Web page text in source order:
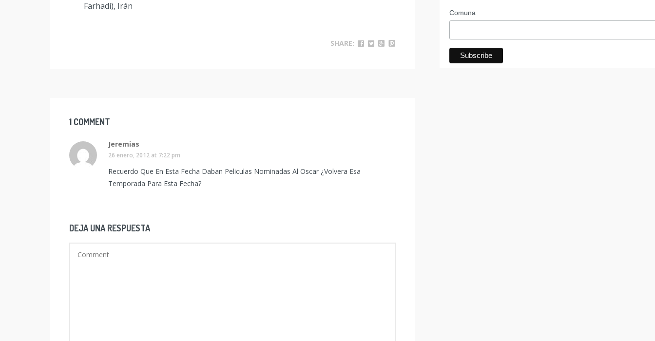
Farhadi), Irán
SHARE:
1 COMMENT
Jeremias
26 enero, 2012 at 7:22 pm
Recuerdo Que En Esta Fecha Daban Peliculas Nominadas Al Oscar ¿Volvera Esa
Temporada Para Esta Fecha?
DEJA UNA RESPUESTA
Comuna